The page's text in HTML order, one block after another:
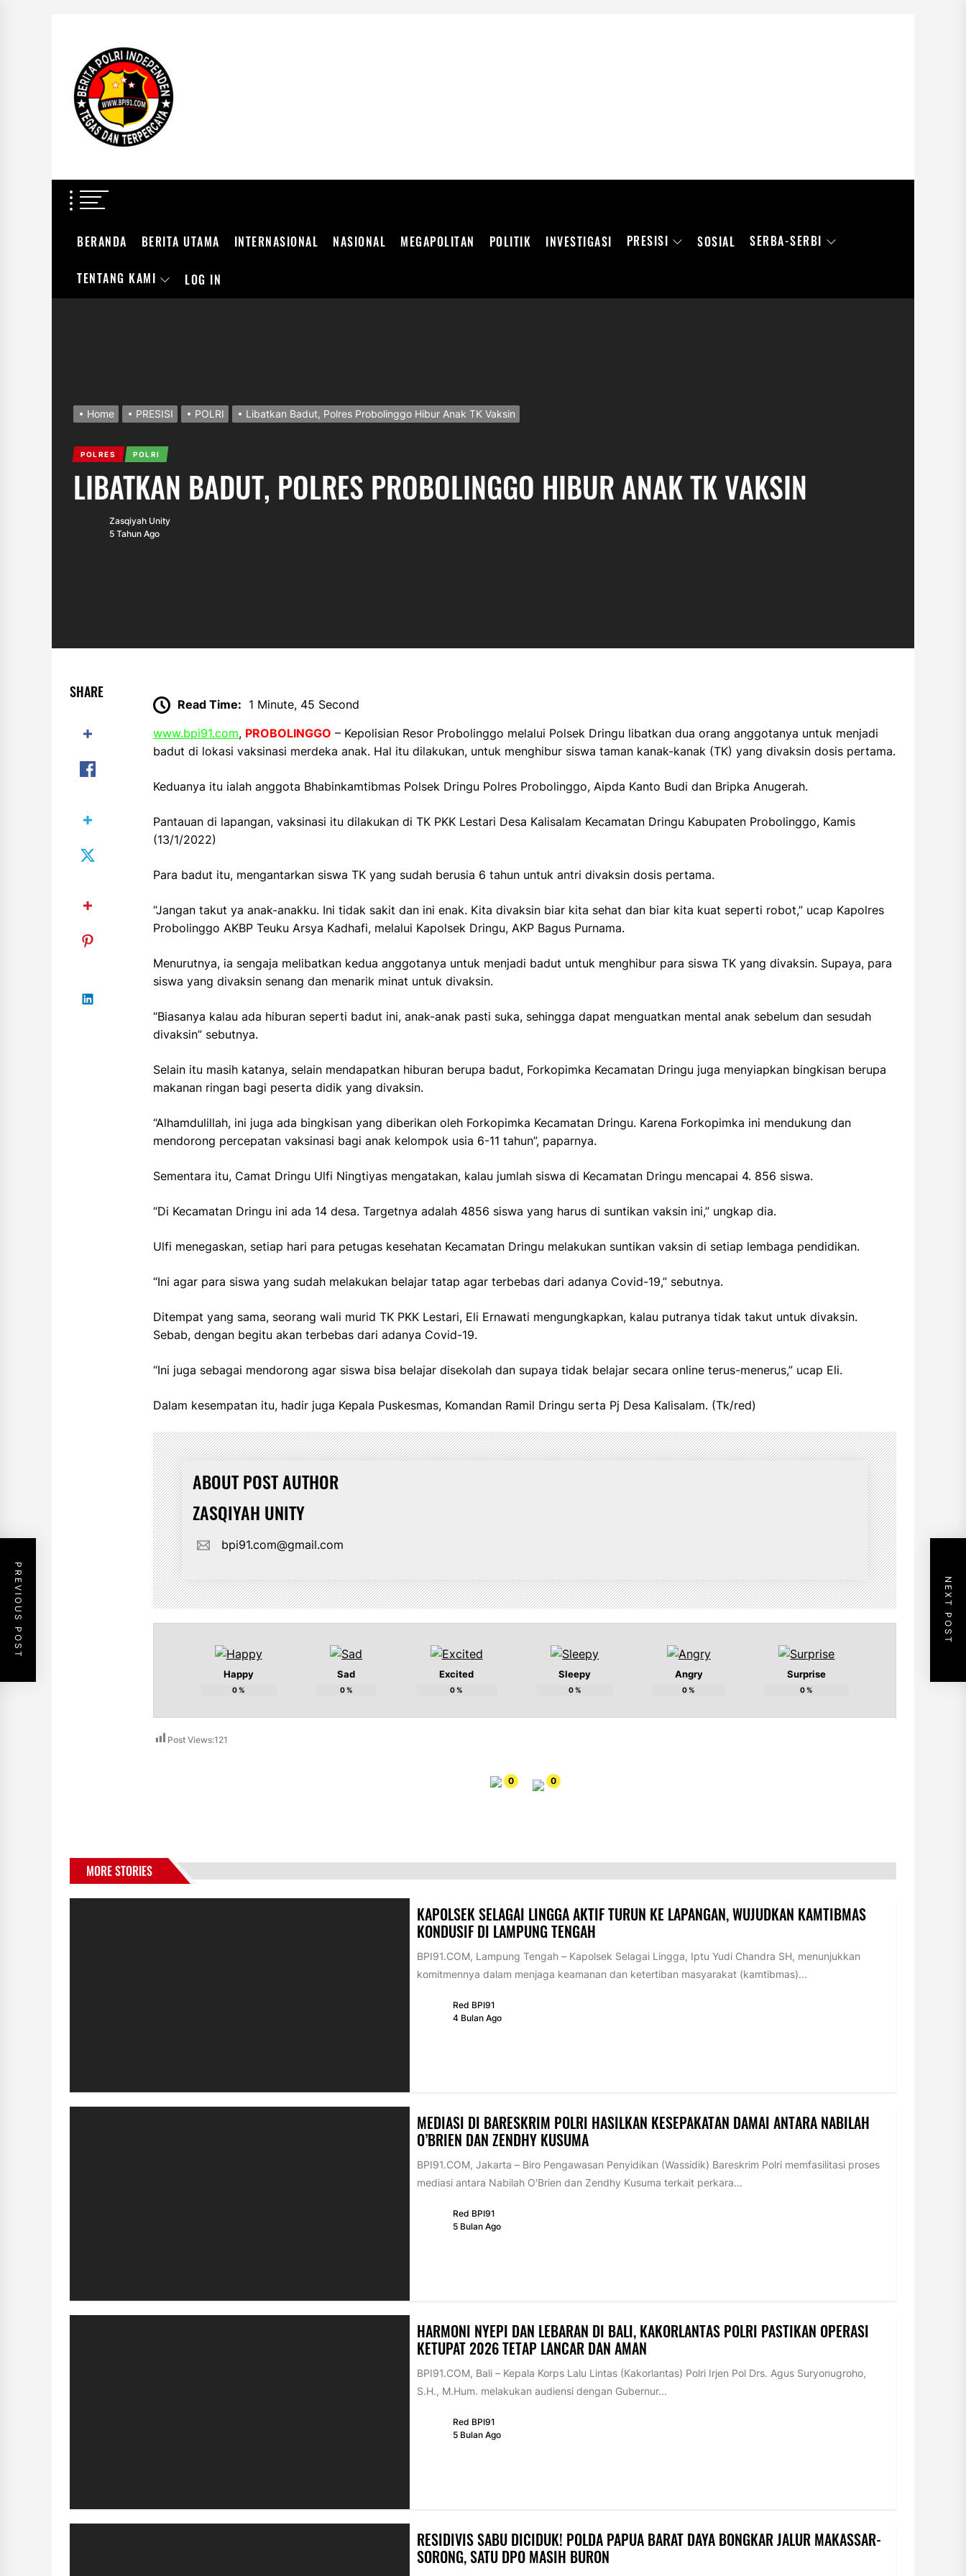
content
BERITA POLRI INDEPENDEN
BERANDA BERITA UTAMA INTERNASIONAL NASIONAL MEGAPOLITAN POLITIK INVESTIGASI PRESISI SOSIAL SERBA-SERBI
TENTANG KAMI LOG IN
Home PRESISI POLRI Libatkan Badut, Polres Probolinggo Hibur Anak TK Vaksin
POLRES POLRI
LIBATKAN BADUT, POLRES PROBOLINGGO HIBUR ANAK TK VAKSIN
Zasqiyah Unity
5 Tahun Ago
SHARE
Read Time: 1 Minute, 45 Second
www.bpi91.com, PROBOLINGGO – Kepolisian Resor Probolinggo melalui Polsek Dringu libatkan dua orang anggotanya untuk menjadi
badut di lokasi vaksinasi merdeka anak. Hal itu dilakukan, untuk menghibur siswa taman kanak-kanak (TK) yang divaksin dosis pertama.
Keduanya itu ialah anggota Bhabinkamtibmas Polsek Dringu Polres Probolinggo, Aipda Kanto Budi dan Bripka Anugerah.
Pantauan di lapangan, vaksinasi itu dilakukan di TK PKK Lestari Desa Kalisalam Kecamatan Dringu Kabupaten Probolinggo, Kamis
(13/1/2022)
Para badut itu, mengantarkan siswa TK yang sudah berusia 6 tahun untuk antri divaksin dosis pertama.
“Jangan takut ya anak-anakku. Ini tidak sakit dan ini enak. Kita divaksin biar kita sehat dan biar kita kuat seperti robot,” ucap Kapolres
Probolinggo AKBP Teuku Arsya Kadhafi, melalui Kapolsek Dringu, AKP Bagus Purnama.
Menurutnya, ia sengaja melibatkan kedua anggotanya untuk menjadi badut untuk menghibur para siswa TK yang divaksin. Supaya, para
siswa yang divaksin senang dan menarik minat untuk divaksin.
“Biasanya kalau ada hiburan seperti badut ini, anak-anak pasti suka, sehingga dapat menguatkan mental anak sebelum dan sesudah
divaksin” sebutnya.
Selain itu masih katanya, selain mendapatkan hiburan berupa badut, Forkopimka Kecamatan Dringu juga menyiapkan bingkisan berupa
makanan ringan bagi peserta didik yang divaksin.
“Alhamdulillah, ini juga ada bingkisan yang diberikan oleh Forkopimka Kecamatan Dringu. Karena Forkopimka ini mendukung dan
mendorong percepatan vaksinasi bagi anak kelompok usia 6-11 tahun”, paparnya.
Sementara itu, Camat Dringu Ulfi Ningtiyas mengatakan, kalau jumlah siswa di Kecamatan Dringu mencapai 4. 856 siswa.
“Di Kecamatan Dringu ini ada 14 desa. Targetnya adalah 4856 siswa yang harus di suntikan vaksin ini,” ungkap dia.
Ulfi menegaskan, setiap hari para petugas kesehatan Kecamatan Dringu melakukan suntikan vaksin di setiap lembaga pendidikan.
“Ini agar para siswa yang sudah melakukan belajar tatap agar terbebas dari adanya Covid-19,” sebutnya.
Ditempat yang sama, seorang wali murid TK PKK Lestari, Eli Ernawati mengungkapkan, kalau putranya tidak takut untuk divaksin.
Sebab, dengan begitu akan terbebas dari adanya Covid-19.
“Ini juga sebagai mendorong agar siswa bisa belajar disekolah dan supaya tidak belajar secara online terus-menerus,” ucap Eli.
Dalam kesempatan itu, hadir juga Kepala Puskesmas, Komandan Ramil Dringu serta Pj Desa Kalisalam. (Tk/red)
ABOUT POST AUTHOR
ZASQIYAH UNITY
bpi91.com@gmail.com
Happy
0%
Sad
0%
Excited
0%
Sleepy
0%
Angry
0%
Surprise
0%
Post Views:121
0 0
PREVIOUS POST NEXT POST
MORE STORIES
KAPOLSEK SELAGAI LINGGA AKTIF TURUN KE LAPANGAN, WUJUDKAN KAMTIBMAS
KONDUSIF DI LAMPUNG TENGAH
BPI91.COM, Lampung Tengah – Kapolsek Selagai Lingga, Iptu Yudi Chandra SH, menunjukkan
komitmennya dalam menjaga keamanan dan ketertiban masyarakat (kamtibmas)...
Red BPI91
4 Bulan Ago
MEDIASI DI BARESKRIM POLRI HASILKAN KESEPAKATAN DAMAI ANTARA NABILAH
O’BRIEN DAN ZENDHY KUSUMA
BPI91.COM, Jakarta – Biro Pengawasan Penyidikan (Wassidik) Bareskrim Polri memfasilitasi proses
mediasi antara Nabilah O'Brien dan Zendhy Kusuma terkait perkara...
Red BPI91
5 Bulan Ago
HARMONI NYEPI DAN LEBARAN DI BALI, KAKORLANTAS POLRI PASTIKAN OPERASI
KETUPAT 2026 TETAP LANCAR DAN AMAN
BPI91.COM, Bali – Kepala Korps Lalu Lintas (Kakorlantas) Polri Irjen Pol Drs. Agus Suryonugroho,
S.H., M.Hum. melakukan audiensi dengan Gubernur...
Red BPI91
5 Bulan Ago
RESIDIVIS SABU DICIDUK! POLDA PAPUA BARAT DAYA BONGKAR JALUR MAKASSAR-
SORONG, SATU DPO MASIH BURON